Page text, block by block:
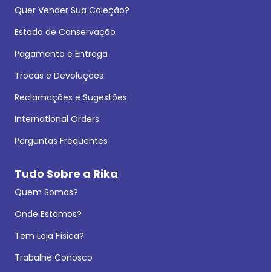
Quer Vender Sua Coleção?
Estado de Conservação
Pagamento e Entrega
Trocas e Devoluções
Reclamações e Sugestões
International Orders
Perguntas Frequentes
Tudo Sobre a Rika
Quem Somos?
Onde Estamos?
Tem Loja Física?
Trabalhe Conosco